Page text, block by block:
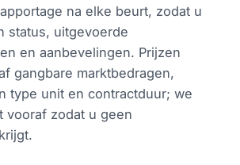
na elke beurt, zodat u
status, uitgevoerde
en aanbevelingen. Prijzen
gangbare marktbedragen,
type unit en contractduur; we
vooraf zodat u geen